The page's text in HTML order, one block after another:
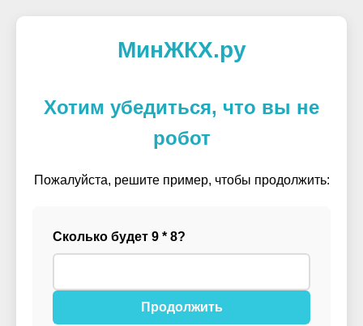
МинЖКХ.ру
Хотим убедиться, что вы не
робот
Пожалуйста, решите пример, чтобы продолжить:
Сколько будет 9 * 8?
Продолжить